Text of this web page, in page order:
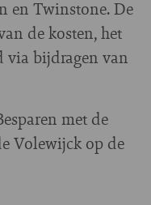
en Twinstone. De
de kosten, het
via bijdragen van
met de
Volewijck op de